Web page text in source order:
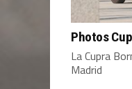
Photos
La Cupra
Madrid